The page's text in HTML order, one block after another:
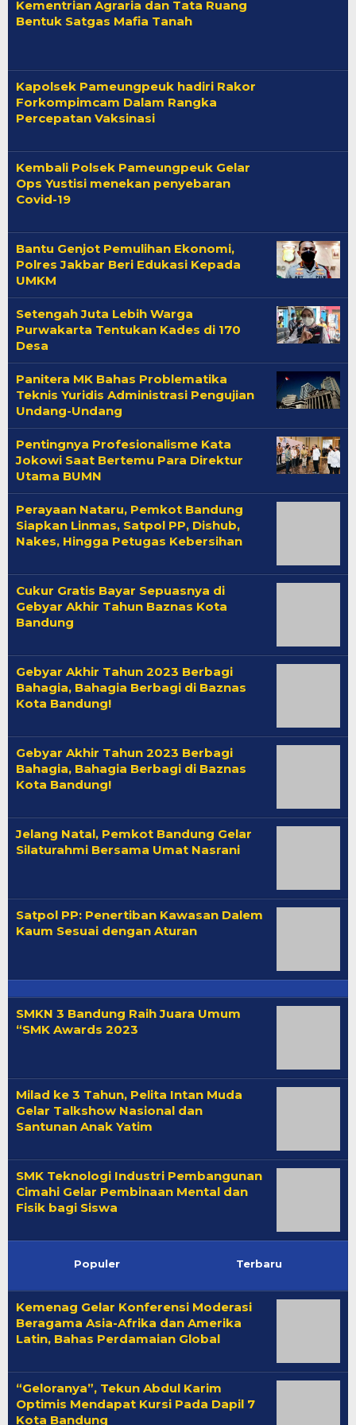
Kementrian Agraria dan Tata Ruang
Bentuk Satgas Mafia Tanah
Kapolsek Pameungpeuk hadiri Rakor
Forkompimcam Dalam Rangka
Percepatan Vaksinasi
Kembali Polsek Pameungpeuk Gelar
Ops Yustisi menekan penyebaran
Covid-19
Bantu Genjot Pemulihan Ekonomi,
Polres Jakbar Beri Edukasi Kepada
UMKM
Setengah Juta Lebih Warga
Purwakarta Tentukan Kades di 170
Desa
Panitera MK Bahas Problematika
Teknis Yuridis Administrasi Pengujian
Undang-Undang
Pentingnya Profesionalisme Kata
Jokowi Saat Bertemu Para Direktur
Utama BUMN
Perayaan Nataru, Pemkot Bandung
Siapkan Linmas, Satpol PP, Dishub,
Nakes, Hingga Petugas Kebersihan
Cukur Gratis Bayar Sepuasnya di
Gebyar Akhir Tahun Baznas Kota
Bandung
Gebyar Akhir Tahun 2023 Berbagi
Bahagia, Bahagia Berbagi di Baznas
Kota Bandung!
Gebyar Akhir Tahun 2023 Berbagi
Bahagia, Bahagia Berbagi di Baznas
Kota Bandung!
Jelang Natal, Pemkot Bandung Gelar
Silaturahmi Bersama Umat Nasrani
Satpol PP: Penertiban Kawasan Dalem
Kaum Sesuai dengan Aturan
SMKN 3 Bandung Raih Juara Umum
“SMK Awards 2023
Milad ke 3 Tahun, Pelita Intan Muda
Gelar Talkshow Nasional dan
Santunan Anak Yatim
SMK Teknologi Industri Pembangunan
Cimahi Gelar Pembinaan Mental dan
Fisik bagi Siswa
Populer Terbaru
Kemenag Gelar Konferensi Moderasi
Beragama Asia-Afrika dan Amerika
Latin, Bahas Perdamaian Global
“Geloranya”, Tekun Abdul Karim
Optimis Mendapat Kursi Pada Dapil 7
Kota Bandung